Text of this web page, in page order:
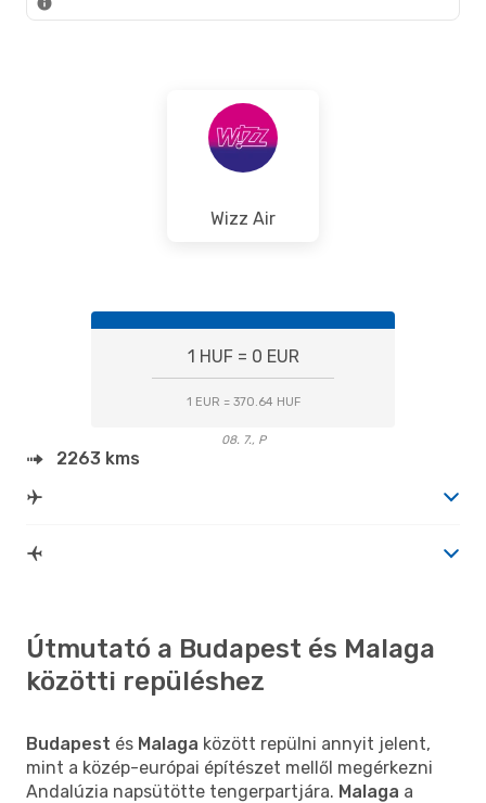
Wizz Air
1 HUF = 0 EUR
1 EUR = 370.64 HUF
08. 7., P
2263 kms
Útmutató a Budapest és Malaga
közötti repüléshez
Budapest és Malaga között repülni annyit jelent,
mint a közép-európai építészet mellől megérkezni
Andalúzia napsütötte tengerpartjára. Malaga a